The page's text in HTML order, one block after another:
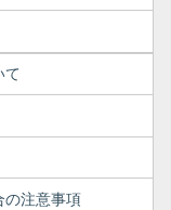
て
の注意事項